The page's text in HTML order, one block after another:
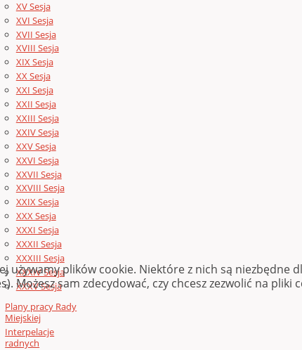
XV Sesja
XVI Sesja
XVII Sesja
XVIII Sesja
XIX Sesja
XX Sesja
XXI Sesja
XXII Sesja
XXIII Sesja
XXIV Sesja
XXV Sesja
XXVI Sesja
XXVII Sesja
XXVIII Sesja
XXIX Sesja
XXX Sesja
XXXI Sesja
XXXII Sesja
XXXIII Sesja
XXXIV Sesja
XXXV Sesja
Plany pracy Rady
Miejskiej
Interpelacje
radnych
używamy plików cookie. Niektóre z nich są
Możesz sam zdecydować, czy chcesz zezwolić na